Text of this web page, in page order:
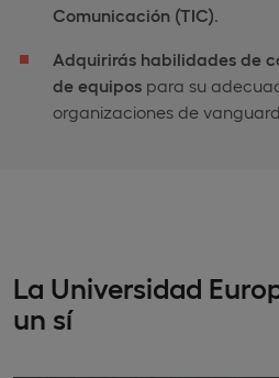
Comunicación (TIC)
Adquirirás habilidades de
de equipos para su
organizaciones de
La Universidad
un sí